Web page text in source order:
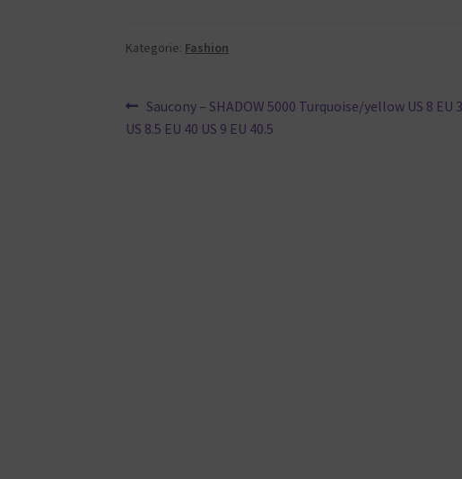
Kategorie: Fashion
Beitragsnavigation
Vorheriger
Beitrag:
Saucony – SHADOW 5000 Turquoise/yellow US 8 EU
US 8.5 EU 40 US 9 EU 40.5